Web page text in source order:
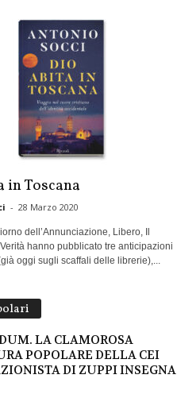
in Toscana
- 28 Marzo 2020
dell’Annunciazione, Libero, Il
hanno pubblicato tre anticipazioni
oggi sugli scaffali delle librerie),...
LA CLAMOROSA
POPOLARE DELLA CEI
DI ZUPPI INSEGNA